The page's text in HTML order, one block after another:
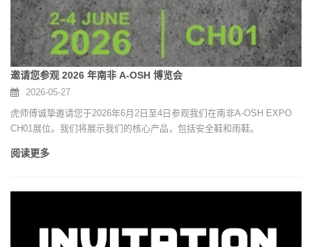
邀请您参观 2026 年南非 A-OSH 博览会
2026-05-27
虎师傅诚挚邀请您于2026年6月2日至4日参观我们在南非A-OSH EXPO
CH01展位。我们将展示我们的核心产品，包括安全鞋和雨鞋。
阅读更多